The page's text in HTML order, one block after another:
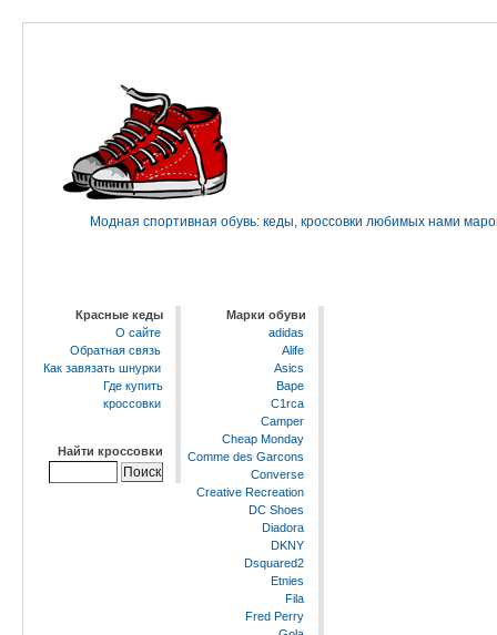
Модная спортивная обувь: кеды, кроссовки любимых нами
Красные кеды
О сайте
Обратная связь
Как завязать шнурки
Где купить
кроссовки
Найти кроссовки
Марки обуви
adidas
Alife
Asics
Bape
C1rca
Camper
Cheap Monday
Comme des Garcons
Converse
Creative Recreation
DC Shoes
Diadora
DKNY
Dsquared2
Etnies
Fila
Fred Perry